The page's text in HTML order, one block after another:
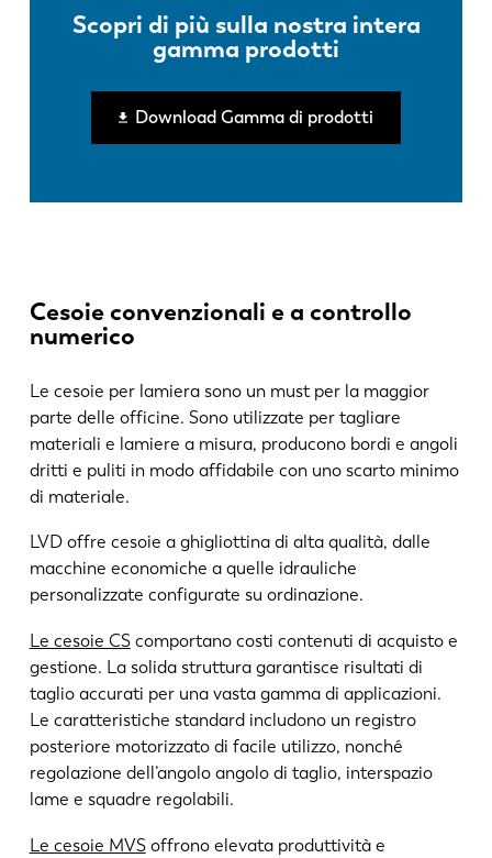
Scopri di più sulla nostra intera
gamma prodotti
Download Gamma di prodotti
Cesoie convenzionali e a controllo
numerico
Le cesoie per lamiera sono un must per la maggior
parte delle officine. Sono utilizzate per tagliare
materiali e lamiere a misura, producono bordi e angoli
dritti e puliti in modo affidabile con uno scarto minimo
di materiale.
LVD offre cesoie a ghigliottina di alta qualità, dalle
macchine economiche a quelle idrauliche
personalizzate configurate su ordinazione.
Le cesoie CScomportano costi contenuti di acquisto e
gestione. La solida struttura garantisce risultati di
taglio accurati per una vasta gamma di applicazioni.
Le caratteristiche standard includono un registro
posteriore motorizzato di facile utilizzo, nonché
regolazione dell’angolo angolo di taglio, interspazio
lame e squadre regolabili.
Le cesoie MVSoffrono elevata produttività e
EN NL
EN-US
PL